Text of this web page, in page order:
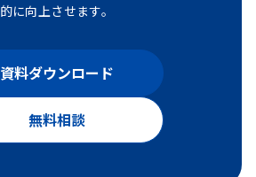
的に向上させます。
資料ダウンロード
無料相談